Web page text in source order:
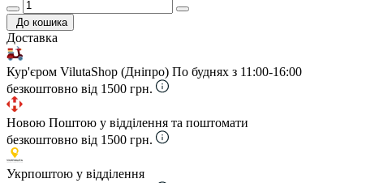
До кошика
Доставка
Кур'єром VilutaShop (Дніпро) По буднях з 11:00-16:00
безкоштовно від 1500 грн.
Новою Поштою у відділення та поштомати
безкоштовно від 1500 грн.
Укрпоштою у відділення